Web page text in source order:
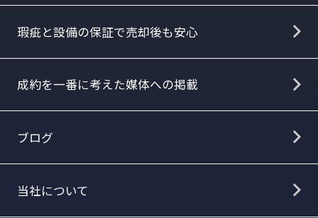
瑕疵と設備の保証で売却後も安心
成約を一番に考えた媒体への掲載
ブログ
当社について